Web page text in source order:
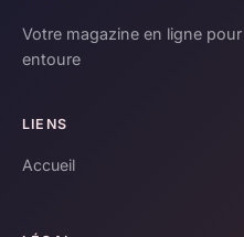
Votre magazine en ligne
entoure
LIENS
Accueil